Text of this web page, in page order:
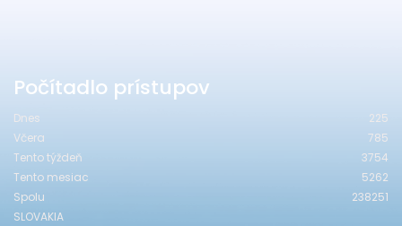
Počítadlo prístupov
Dnes
225
Včera
785
Tento týždeň
3754
Tento mesiac
5262
Spolu
238251
SLOVAKIA